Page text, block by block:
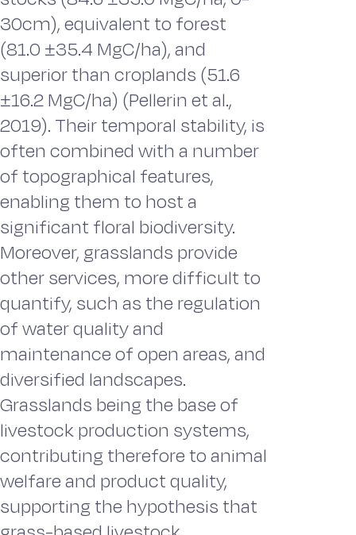
30cm), equivalent to forest
(81.0 ±35.4 MgC/ha), and
superior than croplands (51.6
±16.2 MgC/ha) (Pellerin et al.,
2019). Their temporal stability, is
often combined with a number
of topographical features,
enabling them to host a
significant floral biodiversity.
Moreover, grasslands provide
other services, more difficult to
quantify, such as the regulation
of water quality and
maintenance of open areas, and
diversified landscapes.
Grasslands being the base of
livestock production systems,
contributing therefore to animal
welfare and product quality,
supporting the hypothesis that